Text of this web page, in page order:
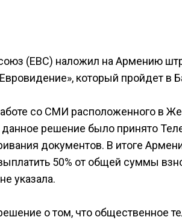
(ЕВС) наложил на Армению
который пройдет в
со СМИ расположенного в
данное решение было принято
документов. В итоге
50% от общей суммы
указала.
о том, что общественное